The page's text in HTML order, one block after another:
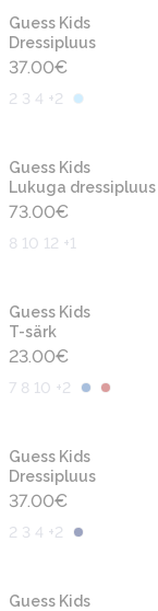
Guess Kids
Dressipluus
37.00€
2 3 4 +2
Guess Kids
Lukuga dressipluus
73.00€
8 10 12 +1
Guess Kids
T-särk
23.00€
7 8 10 +2
Guess Kids
Dressipluus
37.00€
2 3 4 +2
Guess Kids